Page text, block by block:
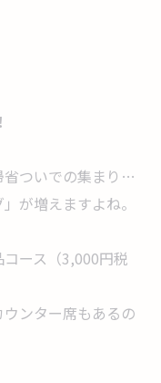
省ついでの集まり…
が増えますよね。
ース（3,000円税
ンター席もあるの